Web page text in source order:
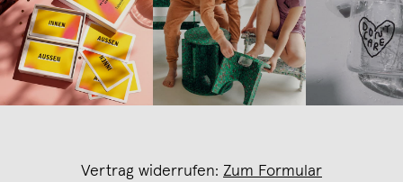
Vertrag widerrufen: Zum Formular